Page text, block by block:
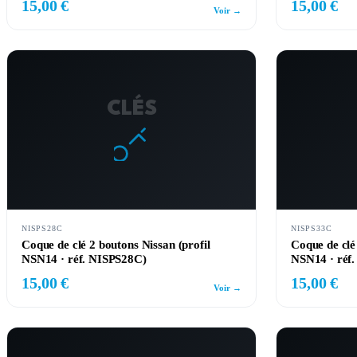
15,00 € Voir → 15,00 €
CLÉS
NISPS28C
Coque de clé 2 boutons Nissan (profil
NSN14 · réf. NISPS28C)
15,00 € Voir →
NISPS33C
Coque de
NSN14 ·
15,00 €